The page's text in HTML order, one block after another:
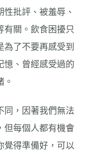
批評、被羞辱、
有關。飲食困擾只
了不要再感受到
憶、曾經感受過的
同，因著我們無法
但每個人都有機會
覺得準備好，可以